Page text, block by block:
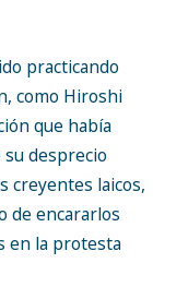
practicando
como Hiroshi
que había
desprecio
creyentes laicos,
de encararlos
en la protesta